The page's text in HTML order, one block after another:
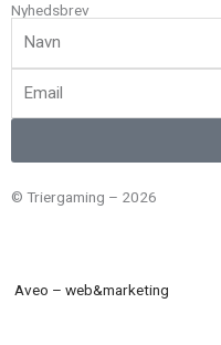
Nyhedsbrev
© Triergaming – 2026
Aveo – web&marketing